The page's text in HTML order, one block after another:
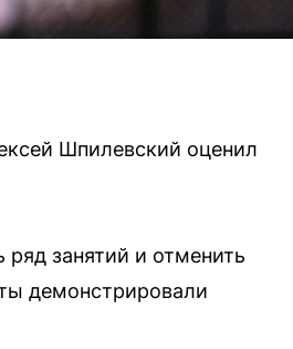
Шпилевский оценил
занятий и отменить
демонстрировали